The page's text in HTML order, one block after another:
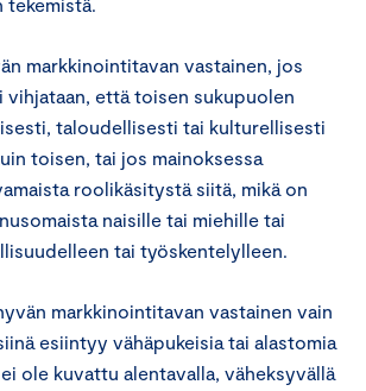
markkinointitavan vastainen, jos
vihjataan, että toisen sukupuolen
taloudellisesti tai kulturellisesti
toisen, tai jos mainoksessa
roolikäsitystä siitä, mikä on
naisille tai miehille tai
tai työskentelylleen.
markkinointitavan vastainen vain
esiintyy vähäpukeisia tai alastomia
ole kuvattu alentavalla, väheksyvällä